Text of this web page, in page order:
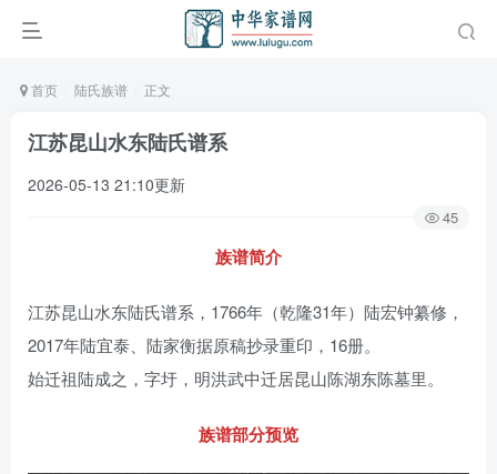
首页 陆氏族谱 正文
江苏昆山水东陆氏谱系
2026-05-13 21:10更新
45
族谱简介
江苏昆山水东陆氏谱系，1766年（乾隆31年）陆宏钟纂修，
2017年陆宜泰、陆家衡据原稿抄录重印，16册。
始迁祖陆成之，字圩，明洪武中迁居昆山陈湖东陈墓里。
族谱部分预览